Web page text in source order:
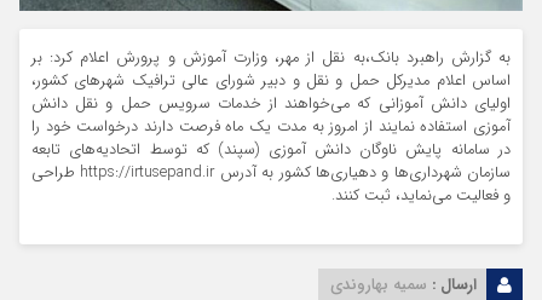
به گزارش راهبرد بانک،به نقل از مهر، وزارت آموزش و پرورش اعلام کرد: بر
اساس اعلام مدیرکل حمل و نقل و دبیر شورای عالی ترافیک شهرهای کشور،
اولیای دانش آموزانی که می‌خواهند از خدمات سرویس حمل و نقل دانش
آموزی استفاده نمایند از امروز به مدت یک ماه فرصت دارند درخواست خود را
در سامانه پایش ناوگان دانش آموزی (سپند) که توسط اتحادیه‌های تابعه
سازمان شهرداری‌ها و دهیاری‌ها کشور به آدرس https://irtusepand.ir طراحی
و فعالیت می‌نماید، ثبت کنند.
ارسال : سمیه بهاروندی